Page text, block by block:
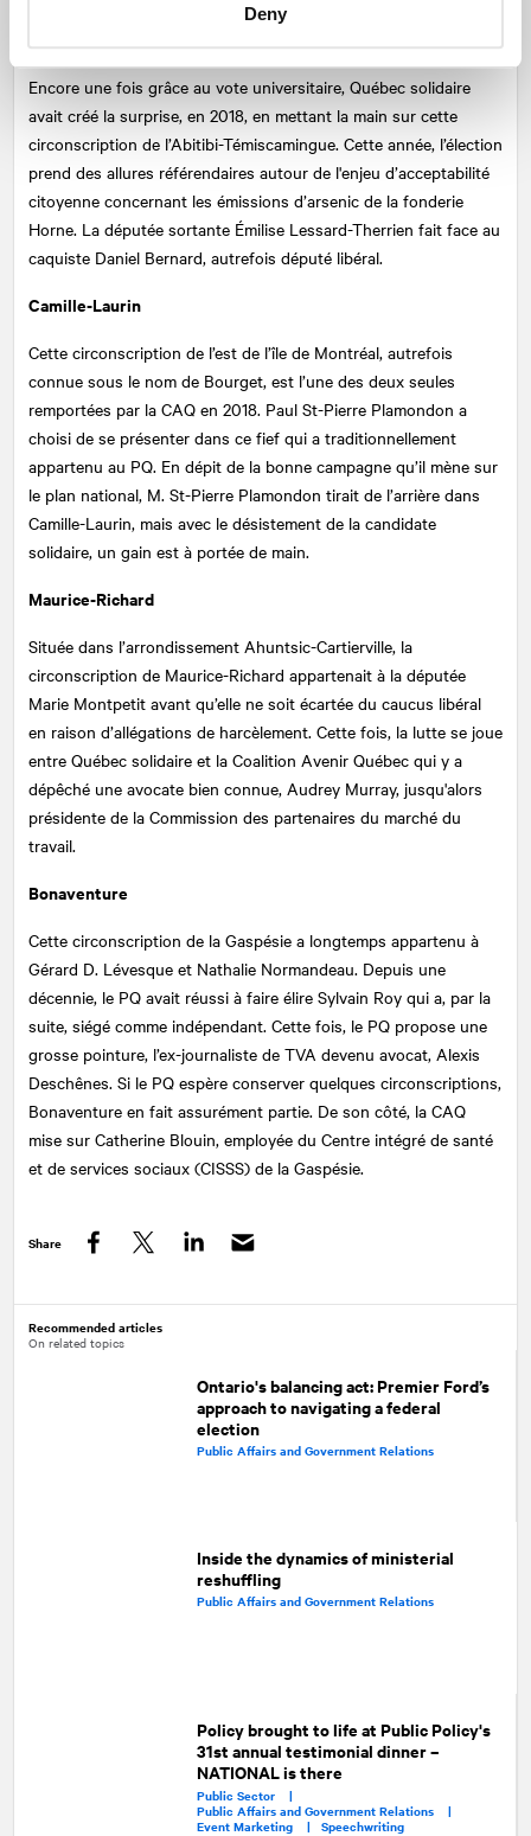
Deny
Encore une fois grâce au vote universitaire, Québec solidaire
avait créé la surprise, en 2018, en mettant la main sur cette
circonscription de l’Abitibi-Témiscamingue. Cette année, l’élection
prend des allures référendaires autour de l'enjeu d’acceptabilité
citoyenne concernant les émissions d’arsenic de la fonderie
Horne. La députée sortante Émilise Lessard-Therrien fait face au
caquiste Daniel Bernard, autrefois député libéral.
Camille-Laurin
Cette circonscription de l’est de l’île de Montréal, autrefois
connue sous le nom de Bourget, est l’une des deux seules
remportées par la CAQ en 2018. Paul St-Pierre Plamondon a
choisi de se présenter dans ce fief qui a traditionnellement
appartenu au PQ. En dépit de la bonne campagne qu’il mène sur
le plan national, M. St-Pierre Plamondon tirait de l’arrière dans
Camille-Laurin, mais avec le désistement de la candidate
solidaire, un gain est à portée de main.
Maurice-Richard
Située dans l’arrondissement Ahuntsic-Cartierville, la
circonscription de Maurice-Richard appartenait à la députée
Marie Montpetit avant qu’elle ne soit écartée du caucus libéral
en raison d’allégations de harcèlement. Cette fois, la lutte se joue
entre Québec solidaire et la Coalition Avenir Québec qui y a
dépêché une avocate bien connue, Audrey Murray, jusqu'alors
présidente de la Commission des partenaires du marché du
travail.
Bonaventure
Cette circonscription de la Gaspésie a longtemps appartenu à
Gérard D. Lévesque et Nathalie Normandeau. Depuis une
décennie, le PQ avait réussi à faire élire Sylvain Roy qui a, par la
suite, siégé comme indépendant. Cette fois, le PQ propose une
grosse pointure, l’ex-journaliste de TVA devenu avocat, Alexis
Deschênes. Si le PQ espère conserver quelques circonscriptions,
Bonaventure en fait assurément partie. De son côté, la CAQ
mise sur Catherine Blouin, employée du Centre intégré de santé
et de services sociaux (CISSS) de la Gaspésie.
Share
Recommended articles
On related topics
Ontario's balancing act: Premier Ford’s
approach to navigating a federal
election
Public Affairs and Government Relations
Inside the dynamics of ministerial
reshuffling
Public Affairs and Government Relations
Policy brought to life at Public Policy's
31st annual testimonial dinner –
NATIONAL is there
Public Sector |
Public Affairs and Government Relations |
Event Marketing | Speechwriting